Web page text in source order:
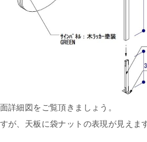
詳細図をご覧頂きましょう。
が、天板に袋ナットの表現が見えま